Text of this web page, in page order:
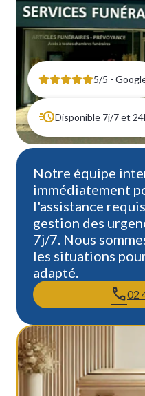
5/5 -
Disponible 7j/7 et
Notre équipe
immédiatement
l'assistance
gestion des
7j/7. Nous
les situations
adapté.
02